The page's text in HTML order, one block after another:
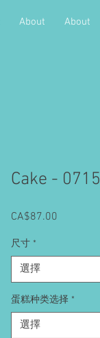
About About
Cake - 0715
CA$87.00
尺寸 *
選擇
蛋糕种类选择 *
選擇